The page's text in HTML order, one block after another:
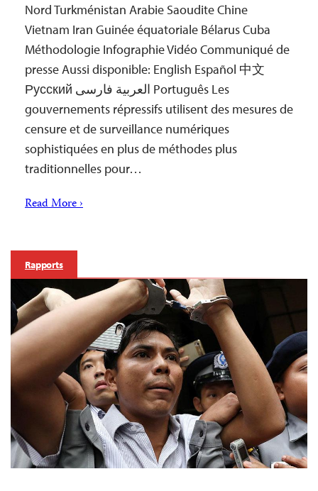
Nord Turkménistan Arabie Saoudite Chine
Vietnam Iran Guinée équatoriale Bélarus Cuba
Méthodologie Infographie Vidéo Communiqué de
presse Aussi disponible: English Español 中文
Русский العربية فارسی Português Les
gouvernements répressifs utilisent des mesures de
censure et de surveillance numériques
sophistiquées en plus de méthodes plus
traditionnelles pour…
Read More ›
Rapports